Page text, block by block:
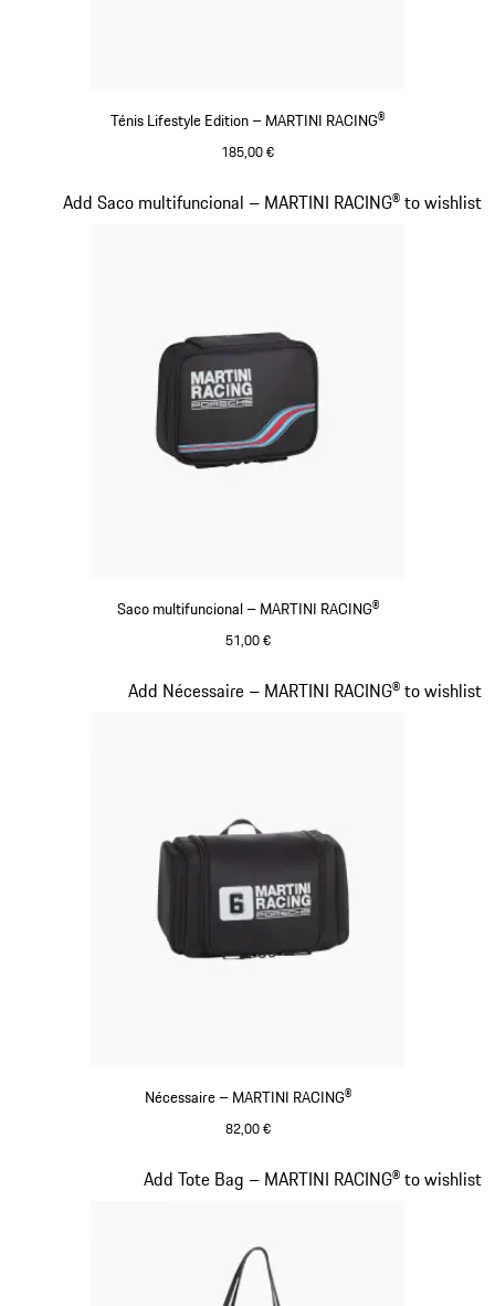
Ténis Lifestyle Edition – MARTINI RACING®
185,00 €
Saco multifuncional – MARTINI RACING®
51,00 €
Add Saco multifuncional – MARTINI RACING® to wishlist
Diapositivo 15 de 20
Nécessaire – MARTINI RACING®
82,00 €
Add Nécessaire – MARTINI RACING® to wishlist
Diapositivo 16 de 20
Add Tote Bag – MARTINI RACING® to wishlist
Diapositivo 17 de 20